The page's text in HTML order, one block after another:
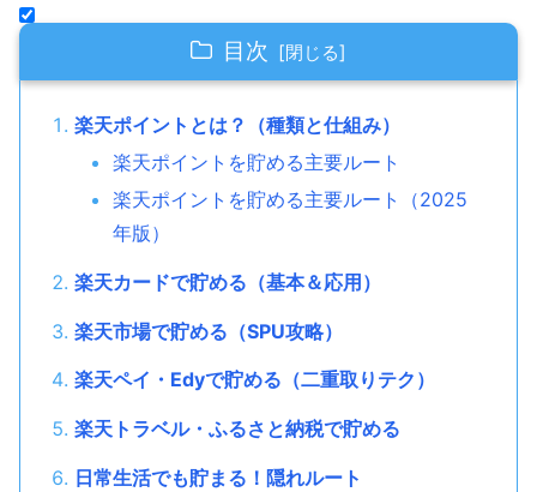
目次
楽天ポイントとは？（種類と仕組み）
楽天ポイントを貯める主要ルート
楽天ポイントを貯める主要ルート（2025
年版）
楽天カードで貯める（基本＆応用）
楽天市場で貯める（SPU攻略）
楽天ペイ・Edyで貯める（二重取りテク）
楽天トラベル・ふるさと納税で貯める
日常生活でも貯まる！隠れルート